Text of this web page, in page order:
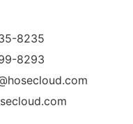
8235
8293